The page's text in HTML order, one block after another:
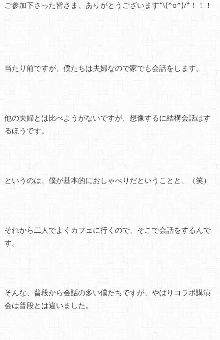
ご参加下さった皆さま、ありがとうございます*\(^o^)/*！！！
当たり前ですが、僕たちは夫婦なので家でも会話をします。
他の夫婦とは比べようがないですが、想像するに結構会話はす
るほうです。
というのは、僕が基本的におしゃべりだということと、（笑）
それから二人でよくカフェに行くので、そこで会話をするんで
す。
そんな、普段から会話の多い僕たちですが、やはりコラボ講演
会は普段とは違いました。